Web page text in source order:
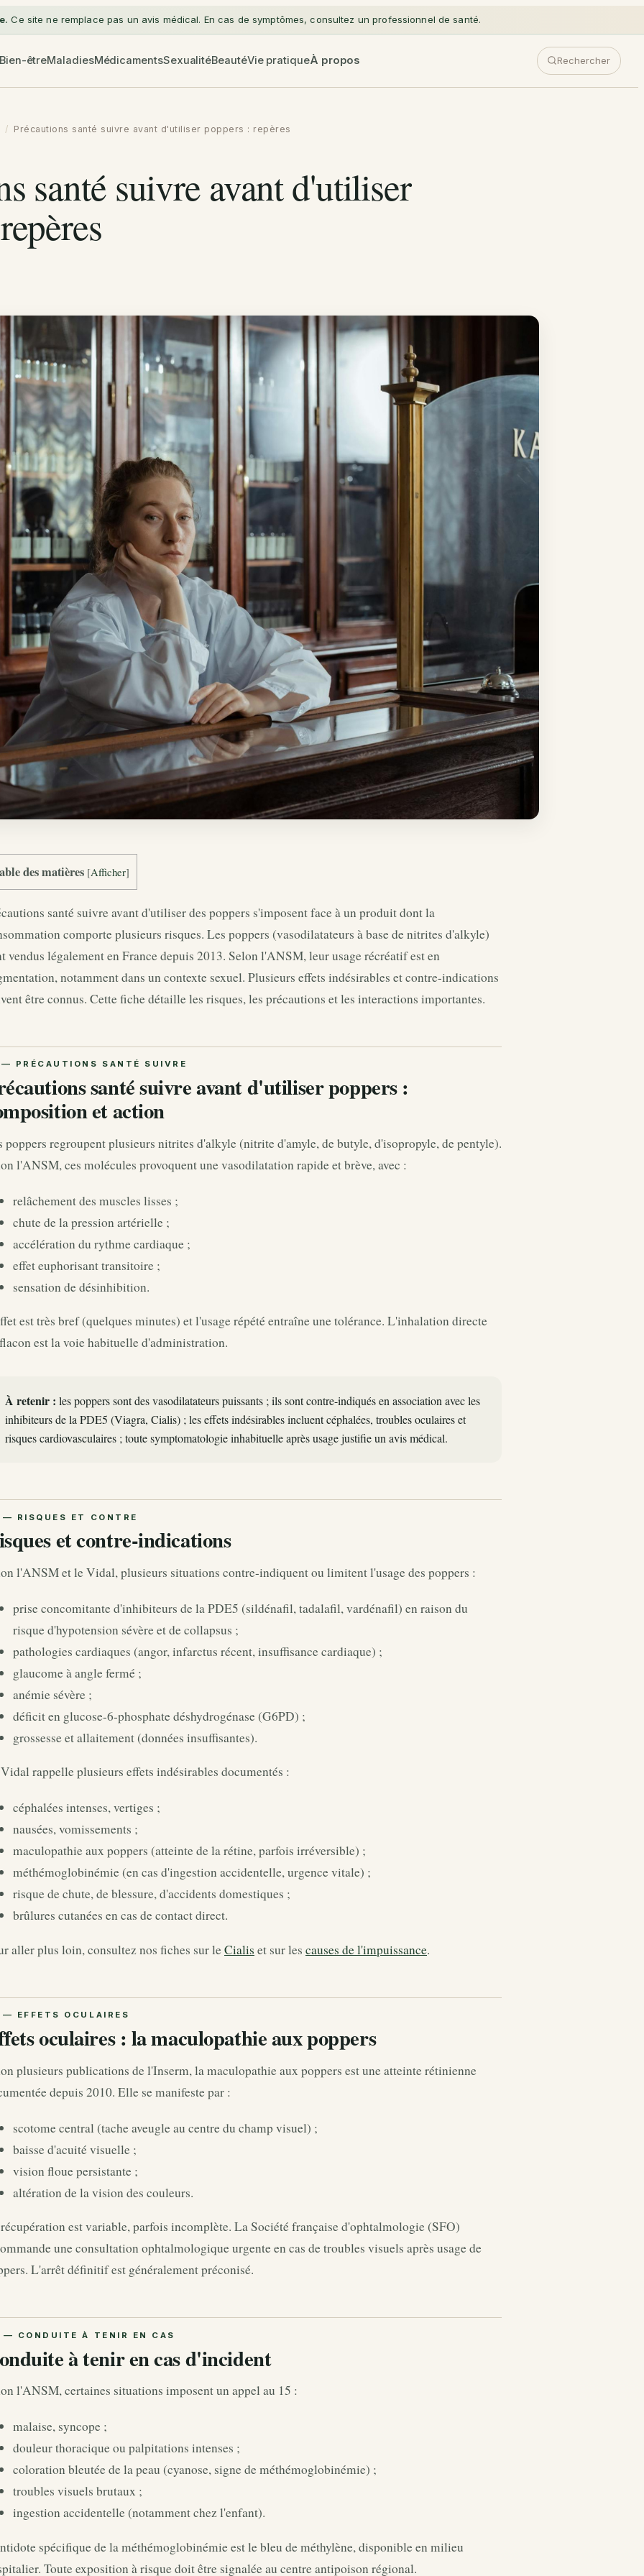
Ce site ne remplace pas un avis médical. En cas de symptômes, consultez un professionnel de santé.
êtreMaladiesMédicamentsSexualitéBeautéVie pratiqueÀ propos Rechercher
/ Précautions santé suivre avant d'utiliser poppers : repères
santé suivre avant d'utiliser
des matières [Afficher]
santé suivre avant d'utiliser des poppers s'imposent face à un produit dont la
comporte plusieurs risques. Les poppers (vasodilatateurs à base de nitrites d'alkyle)
vendus légalement en France depuis 2013. Selon l'ANSM, leur usage récréatif est en
notamment dans un contexte sexuel. Plusieurs effets indésirables et contre-indications
être connus. Cette fiche détaille les risques, les précautions et les interactions importantes.
santé suivre avant d'utiliser poppers :
et action
poppers regroupent plusieurs nitrites d'alkyle (nitrite d'amyle, de butyle, d'isopropyle, de pentyle).
l'ANSM, ces molécules provoquent une vasodilatation rapide et brève, avec :
relâchement des muscles lisses ;
chute de la pression artérielle ;
accélération du rythme cardiaque ;
effet euphorisant transitoire ;
sensation de désinhibition.
est très bref (quelques minutes) et l'usage répété entraîne une tolérance. L'inhalation directe
est la voie habituelle d'administration.
À retenir : les poppers sont des vasodilatateurs puissants ; ils sont contre-indiqués en association avec les
inhibiteurs de la PDE5 (Viagra, Cialis) ; les effets indésirables incluent céphalées, troubles oculaires et
risques cardiovasculaires ; toute symptomatologie inhabituelle après usage justifie un avis médical.
et contre-indications
l'ANSM et le Vidal, plusieurs situations contre-indiquent ou limitent l'usage des poppers :
prise concomitante d'inhibiteurs de la PDE5 (sildénafil, tadalafil, vardénafil) en raison du
risque d'hypotension sévère et de collapsus ;
pathologies cardiaques (angor, infarctus récent, insuffisance cardiaque) ;
glaucome à angle fermé ;
anémie sévère ;
déficit en glucose-6-phosphate déshydrogénase (G6PD) ;
grossesse et allaitement (données insuffisantes).
rappelle plusieurs effets indésirables documentés :
céphalées intenses, vertiges ;
nausées, vomissements ;
maculopathie aux poppers (atteinte de la rétine, parfois irréversible) ;
méthémoglobinémie (en cas d'ingestion accidentelle, urgence vitale) ;
risque de chute, de blessure, d'accidents domestiques ;
brûlures cutanées en cas de contact direct.
aller plus loin, consultez nos fiches sur leCialis et sur les causes de l'impuissance.
oculaires : la maculopathie aux poppers
plusieurs publications de l'Inserm, la maculopathie aux poppers est une atteinte rétinienne
depuis 2010. Elle se manifeste par :
scotome central (tache aveugle au centre du champ visuel) ;
baisse d'acuité visuelle ;
vision floue persistante ;
altération de la vision des couleurs.
est variable, parfois incomplète. La Société française d'ophtalmologie (SFO)
une consultation ophtalmologique urgente en cas de troubles visuels après usage de
L'arrêt définitif est généralement préconisé.
à tenir en cas d'incident
l'ANSM, certaines situations imposent un appel au 15 :
malaise, syncope ;
douleur thoracique ou palpitations intenses ;
coloration bleutée de la peau (cyanose, signe de méthémoglobinémie) ;
troubles visuels brutaux ;
ingestion accidentelle (notamment chez l'enfant).
spécifique de la méthémoglobinémie est le bleu de méthylène, disponible en milieu
Toute exposition à risque doit être signalée au centre antipoison régional.